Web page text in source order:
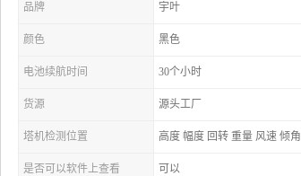
品牌 宇叶
颜色 黑色
电池续航时间 30个小时
货源 源头工厂
塔机检测位置 高度 幅度 回转 重量 风速 倾角
是否可以软件上查看 可以